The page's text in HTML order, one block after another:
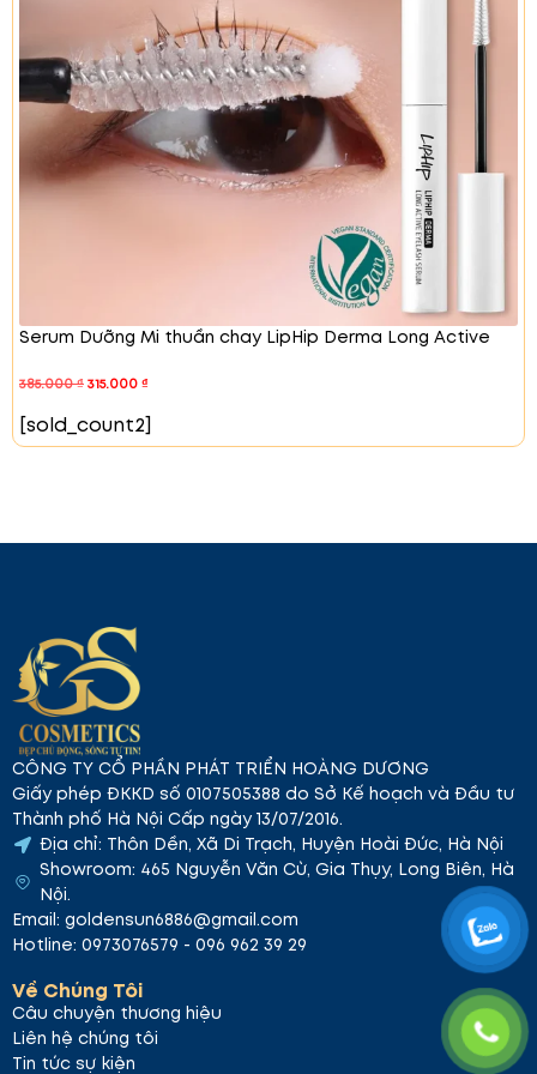
Tăng cường sức khỏe da
bước dưỡng tiếp theo.
Le TONIQUE PURIFIANTE – Toner làm dịu và
cung cấp dưỡng chất
Beauty Backed by Exojenique's Proven
Science– Vẻ đẹp từ công nghệ
Exosome sữa non tiên tiến.
Công Dụng Nổi Bật Của Le TONIQUE
PURIFIANTE
Le TONIQUE PURIFIANTE
là toner dịu nhẹ, khởi đầu
chu trình chăm sóc da với những lợi ích vượt trội:
Làm sạch sâu
: Loại bỏ cặn bẩn còn sót lại
Serum Dưỡng Mi thuần chay LipHip Derma Long Active
385.000₫315.000₫
[sold_count2]
CÔNG TY CỔ PHẦN PHÁT TRIỂN HOÀNG DƯƠNG
Giấy phép ĐKKD số 0107505388 do Sở Kế hoạch và Đầu tư
Thành phố Hà Nội Cấp ngày 13/07/2016.
Địa chỉ: Thôn Dền, Xã Di Trạch, Huyện Hoài Đức, Hà Nội
Showroom: 465 Nguyễn Văn Cừ, Gia Thụy, Long Biên, Hà
Nội.
Email: goldensun6886@gmail.com
Hotline: 0973076579 - 096 962 39 29
Về Chúng Tôi
Câu chuyện thương hiệu
Liên hệ chúng tôi
Tin tức sự kiện